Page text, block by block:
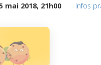
mai 2018, 21h00
Infos